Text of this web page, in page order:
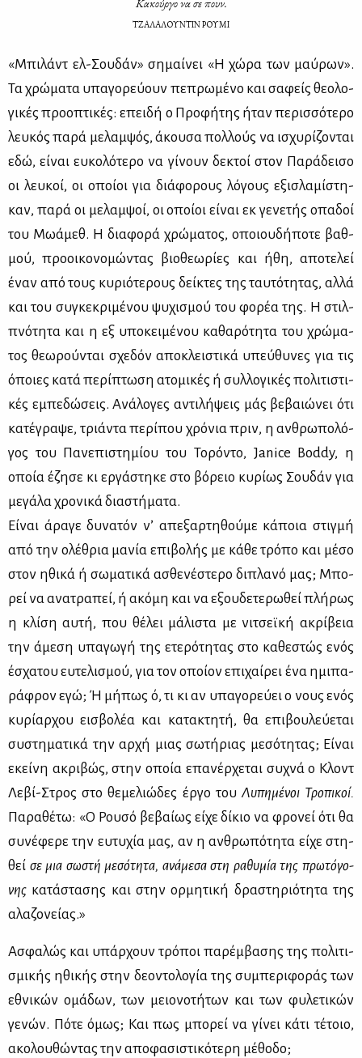
Κα­κούρ­γο να σε πουν.
ΤΖΑΛΑΛΟΥΝΤΙΝ ΡΟΥΜΙ
«Μπι­λάντ ελ-Σου­δάν» ση­μαί­νει «Η χώ­ρα των μαύ­ρων».
Τα χρώ­μα­τα υπα­γο­ρεύ­ουν πε­πρω­μέ­νο και σα­φείς θε­ο­λο­
γι­κές προ­ο­πτι­κές: επει­δή ο Προ­φή­της ήταν πε­ρισ­σό­τε­ρο
λευ­κός πα­ρά με­λαμ­ψός, άκου­σα πολ­λούς να ισχυ­ρί­ζο­νται
εδώ, εί­ναι ευ­κο­λό­τε­ρο να γί­νουν δε­κτοί στον Πα­ρά­δει­σο
οι λευ­κοί, οι οποί­οι για διά­φο­ρους λό­γους εξι­σλα­μί­στη­
καν, πα­ρά οι με­λαμ­ψοί, οι οποί­οι εί­ναι εκ γε­νε­τής οπα­δοί
του Μω­ά­μεθ. Η δια­φο­ρά χρώ­μα­τος, οποιου­δή­πο­τε βαθ­
μού, προ­οι­κο­νο­μώ­ντας βιο­θε­ω­ρί­ες και ήθη, απο­τε­λεί
έναν από τους κυ­ριό­τε­ρους δεί­κτες της ταυ­τό­τη­τας, αλ­λά
και του συ­γκε­κρι­μέ­νου ψυ­χι­σμού του φο­ρέα της. Η στιλ­
πνό­τη­τα και η εξ υπο­κει­μέ­νου κα­θα­ρό­τη­τα του χρώ­μα­
τος θε­ω­ρού­νται σχε­δόν απο­κλει­στι­κά υπεύ­θυ­νες για τις
όποιες κα­τά πε­ρί­πτω­ση ατο­μι­κές ή συλ­λο­γι­κές πο­λι­τι­στι­
κές εμπε­δώ­σεις. Ανά­λο­γες αντι­λή­ψεις μάς βε­βαιώ­νει ότι
κα­τέ­γρα­ψε, τριά­ντα πε­ρί­που χρό­νια πριν, η αν­θρω­πο­λό­
γος του Πα­νε­πι­στη­μί­ου του Το­ρό­ντο, Janice Boddy, η
οποία έζη­σε κι ερ­γά­στη­κε στο βό­ρειο κυ­ρί­ως Σου­δάν για
με­γά­λα χρο­νι­κά δια­στή­μα­τα.
Εί­ναι άρα­γε δυ­να­τόν ν’ απε­ξαρ­τη­θού­με κά­ποια στιγ­μή
από την ολέ­θρια μα­νία επι­βο­λής με κά­θε τρό­πο και μέ­σο
στον ηθι­κά ή σω­μα­τι­κά ασθε­νέ­στε­ρο δι­πλα­νό μας; Μπο­
ρεί να ανα­τρα­πεί, ή ακό­μη και να εξου­δε­τε­ρω­θεί πλή­ρως
η κλί­ση αυ­τή, που θέ­λει μά­λι­στα με νι­τσεϊ­κή ακρί­βεια
την άμε­ση υπα­γω­γή της ετε­ρό­τη­τας στο κα­θε­στώς ενός
έσχα­του ευ­τε­λι­σμού, για τον οποί­ον επι­χαί­ρει ένα ημι­πα­
ρά­φρον εγώ; Ή μή­πως ό, τι κι αν υπα­γο­ρεύ­ει ο νους ενός
κυ­ρί­αρ­χου ει­σβο­λέα και κα­τα­κτη­τή, θα επι­βου­λεύ­ε­ται
συ­στη­μα­τι­κά την αρ­χή μιας σω­τή­ριας με­σό­τη­τας; Εί­ναι
εκεί­νη ακρι­βώς, στην οποία επα­νέρ­χε­ται συ­χνά ο Κλοντ
Λε­βί-Στρος στο θε­με­λιώ­δες έρ­γο του Λυ­πη­μέ­νοι Τρο­πι­κοί.
Πα­ρα­θέ­τω: «Ο Ρου­σό βε­βαί­ως εί­χε δί­κιο να φρο­νεί ότι θα
συ­νέ­φε­ρε την ευ­τυ­χία μας, αν η αν­θρω­πό­τη­τα εί­χε στη­
θεί σε μια σω­στή με­σό­τη­τα, ανά­με­σα στη ρα­θυ­μία της πρω­τό­γο­
νης κα­τά­στα­σης και στην ορ­μη­τι­κή δρα­στη­ριό­τη­τα της
αλα­ζο­νεί­ας.»
Ασφα­λώς και υπάρ­χουν τρό­ποι πα­ρέμ­βα­σης της πο­λι­τι­
σμι­κής ηθι­κής στην δε­ο­ντο­λο­γία της συ­μπε­ρι­φο­ράς των
εθνι­κών ομά­δων, των μειο­νο­τή­των και των φυ­λε­τι­κών
γε­νών. Πό­τε όμως; Και πως μπο­ρεί να γί­νει κά­τι τέ­τοιο,
ακο­λου­θώ­ντας την απο­φα­σι­στι­κό­τε­ρη μέ­θο­δο;